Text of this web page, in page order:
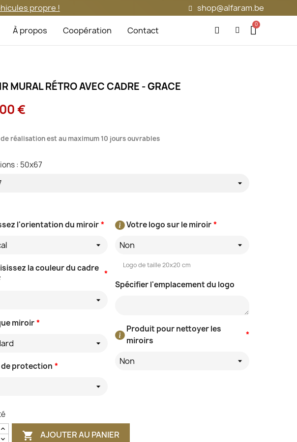
propre ! shop@alfaram.be
À propos Coopération Contact
MURAL RÉTRO AVEC CADRE - GRACE
€
réalisation est au maximum 10 jours ouvrables
*
l'orientation du miroir
*
la couleur du cadre
*
miroir
*
de protection
*
Votre logo sur le miroir
Non
Logo de taille 20x20 cm
Spécifier l'emplacement du logo
*
Produit pour nettoyer les
miroirs
Non
: 50x67
 AJOUTER AU PANIER